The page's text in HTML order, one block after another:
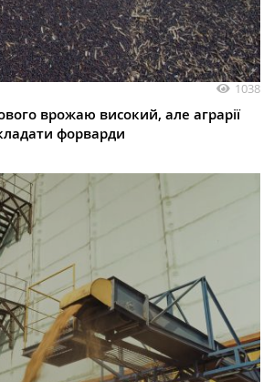
1038
врожаю високий, але аграрії
форварди